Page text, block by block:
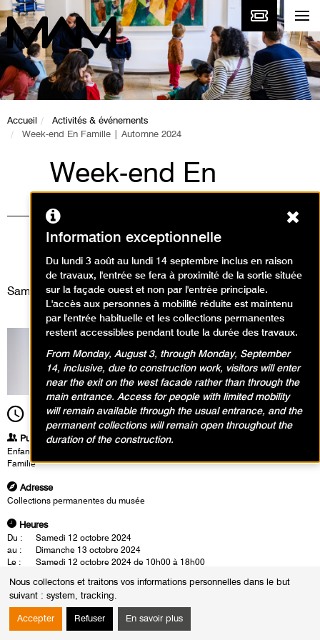
Nous collectons et traitons vos informations personnelles dans le but
suivant : system, tracking.
Accepter Refuser En savoir plus
Accueil
Activités & événements
Week-end En Famille | Automne 2024
Week-end En
Famille | Automne
2024
Visites, Ateliers, Événement
Samedi 12 octobre 2024
10h00 Durée8h00
Publics
Enfants / Ados
Famille
Adresse
Collections permanentes du musée
Heures
Du :
Samedi 12 octobre 2024
au :
Dimanche 13 octobre 2024
Le :
Samedi 12 octobre 2024 de 10h00 à 18h00
Venez vivre en famille des moments de découvertes et de
créations autour de la riche programmation artistique
automnale des collections permanentes du musée ou de
Information exceptionnelle
Du lundi 3 août au lundi 14 septembre inclus en raison
de travaux, l'entrée se fera à proximité de la sortie située
sur la façade ouest et non par l'entrée principale.
L'accès aux personnes à mobilité réduite est maintenu
par l'entrée habituelle et les collections permanentes
restent accessibles pendant toute la durée des travaux.
From Monday, August 3, through Monday, September
14, inclusive, due to construction work, visitors will enter
near the exit on the west facade rather than through the
main entrance. Access for people with limited mobility
will remain available through the usual entrance, and the
permanent collections will remain open throughout the
duration of the construction.